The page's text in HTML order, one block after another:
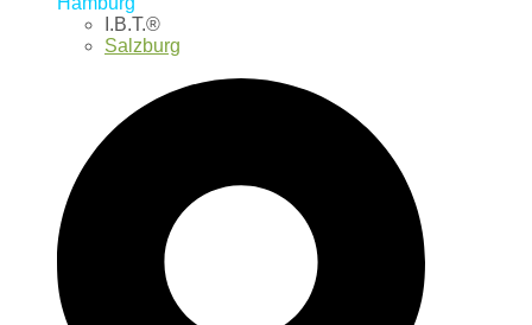
I.B.T.®
Salzburg